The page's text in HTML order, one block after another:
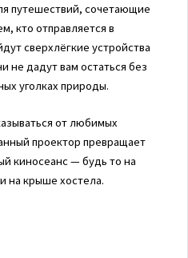
путешествий, сочетающие
кто отправляется в
сверхлёгкие устройства
не дадут вам остаться без
уголках природы.
от любимых
проектор превращает
киносеанс — будь то на
на крыше хостела.